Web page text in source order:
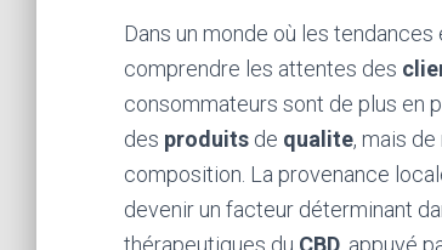
Dans un monde où les
comprendre les attentes des
consommateurs sont de plus en
des produits de qualite, mais
composition. La provenance
devenir un facteur déterminant
thérapeutiques du CBD , appuyé